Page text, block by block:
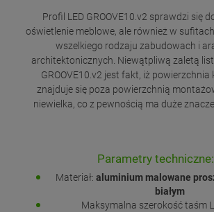
Profil LED GROOVE10.v2 sprawdzi się
oświetlenie meblowe, ale również w
wszelkiego rodzaju zabudowach i
architektonicznych. Niewątpliwą zaletą
GROOVE10.v2 jest fakt, iż
znajduje się poza powierzchnią
niewielka, co z pewnością ma duże
Parametry techniczne:
Materiał: aluminium malowane
białym
Maksymalna szerokość taśm